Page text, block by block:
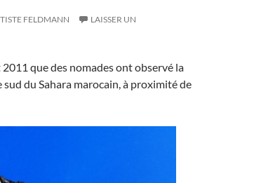
FELDMANN
LAISSER UN
que des nomades ont observé la
sud du Sahara marocain, à proximité de